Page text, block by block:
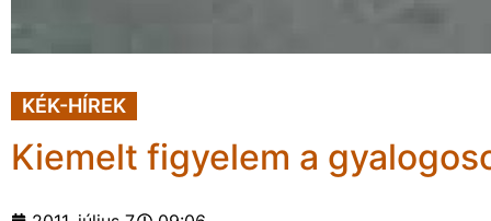
KÉK-HÍREK
Kiemelt figyelem a